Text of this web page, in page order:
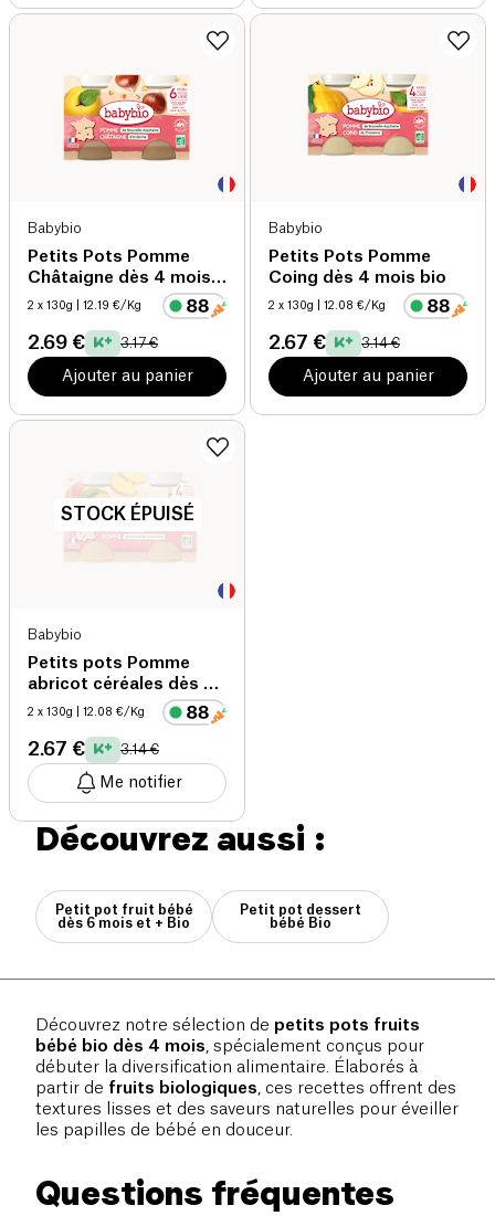
Babybio
Petits Pots Pomme
Châtaigne dès 4 mois
bio
2 x 130g | 12.19 €/Kg
2.69 € 3.17 €
Ajouter au panier
Babybio
Petits Pots Pomme
Coing dès 4 mois bio
2 x 130g | 12.08 €/Kg
2.67 € 3.14 €
Ajouter au panier
STOCK ÉPUISÉ
Babybio
Petits pots Pomme
abricot céréales dès 4
mois bio
2 x 130g | 12.08 €/Kg
2.67 € 3.14 €
Me notifier
Découvrez aussi :
Petit pot fruit bébé
dès 6 mois et + Bio
Petit pot dessert
bébé Bio
Découvrez notre sélection de petits pots fruits
bébé bio dès 4 mois , spécialement conçus pour
débuter la diversification alimentaire. Élaborés à
partir de fruits biologiques , ces recettes offrent des
textures lisses et des saveurs naturelles pour éveiller
les papilles de bébé en douceur.
Questions fréquentes